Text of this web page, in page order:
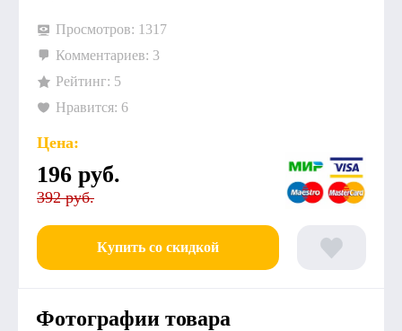
Просмотров: 1317
Комментариев: 3
Рейтинг: 5
Нравится: 6
Цена:
196 руб.
392 руб.
Купить со скидкой
Фотографии товара